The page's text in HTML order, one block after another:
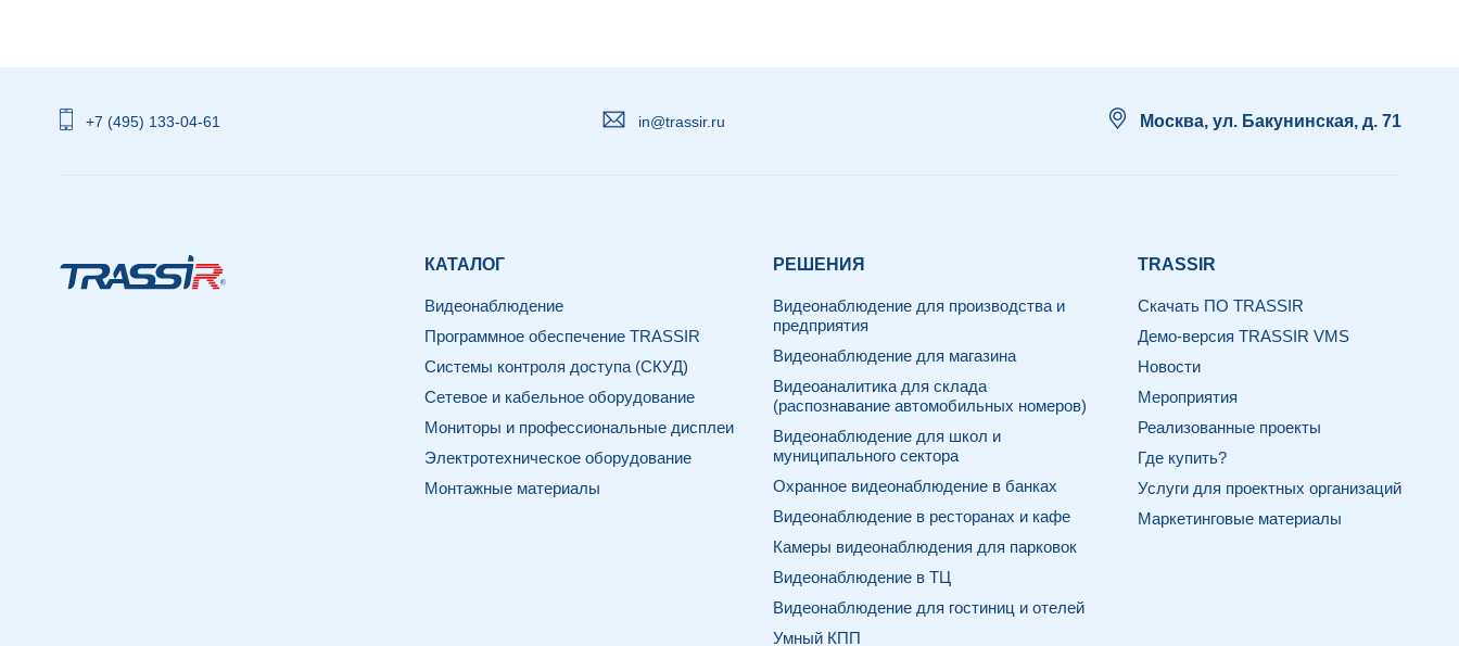
+7 (495) 133-04-61 in@trassir.ru Москва, ул. Бакунинская, д. 71
КАТАЛОГ
Видеонаблюдение
Программное обеспечение TRASSIR
Системы контроля доступа (СКУД)
Сетевое и кабельное оборудование
Мониторы и профессиональные дисплеи
Электротехническое оборудование
Монтажные материалы
РЕШЕНИЯ
Видеонаблюдение для производства и
предприятия
Видеонаблюдение для магазина
Видеоаналитика для склада
(распознавание автомобильных номеров)
Видеонаблюдение для школ и
муниципального сектора
Охранное видеонаблюдение в банках
Видеонаблюдение в ресторанах и кафе
Камеры видеонаблюдения для парковок
Видеонаблюдение в ТЦ
Видеонаблюдение для гостиниц и отелей
Умный КПП
TRASSIR
Скачать ПО TRASSIR
Демо-версия TRASSIR VMS
Новости
Мероприятия
Реализованные проекты
Где купить?
Услуги для проектных организаций
Маркетинговые материалы